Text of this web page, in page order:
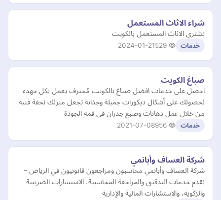
شراء الاثاث المستعمل
نشتري الاثاث المستعمل بالكويت
خدمات 2024-01-21
صباغ الكويت
احصل على خدمات افضل صباغ بالكويت مُحترف يعمل بكل جهده
لحصولك على أشكال ديكورات جميلة وجذابة تجعل منزلك تحفة فنية
من خلال عمل دهانات وصبغ جدران في قمة الجودة
خدمات 2021-07-08
شركة العساف وأبانمي
شركة العساف وأبانمي محاسبون ومراجعون قانونيون في الرياض –
نقدم خدمات التدقيق والمراجعة المحاسبية، الاستشارات الضريبية
والزكوية، والاستشارات المالية والإدارية